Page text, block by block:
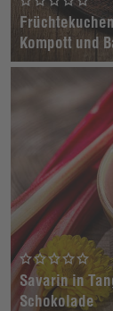
Kompott und
Savarin in
Schokolade